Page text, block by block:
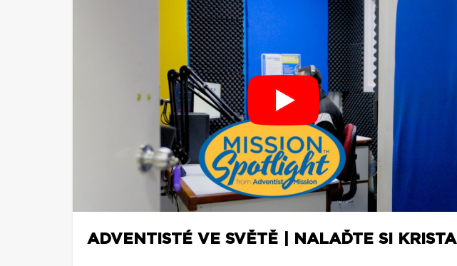
ADVENTISTÉ VE SVĚTĚ | NALAĎTE SI KRISTA